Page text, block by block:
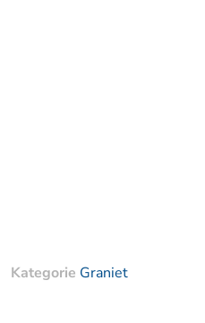
Kategorie Graniet